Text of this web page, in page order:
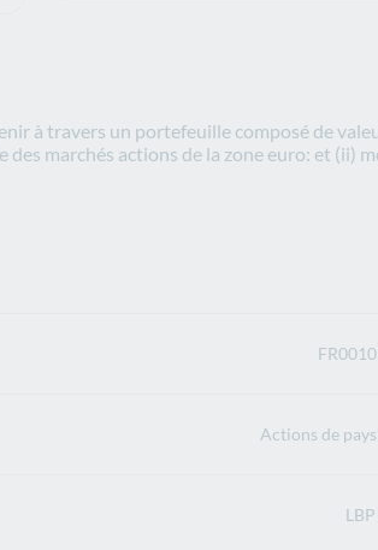
à travers un portefeuille composé de
des marchés actions de la zone euro: et
Actions de